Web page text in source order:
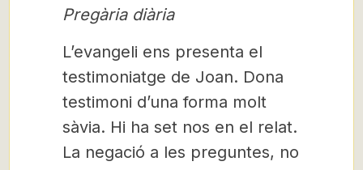
Pregària diària
L’evangeli ens presenta el
testimoniatge de Joan. Dona
testimoni d’una forma molt
sàvia. Hi ha set nos en el relat.
La negació a les preguntes, no